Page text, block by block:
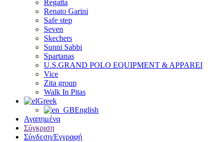
Regatta
Renato Garini
Safe step
Seven
Skechers
Sunni Sabbi
Spartanas
U.S.GRAND POLO EQUIPMENT & APPAREI
Vice
Zita group
Walk In Pitas
Greek
English
Αγαπημένα
Σύγκριση
Σύνδεση/Εγγραφή